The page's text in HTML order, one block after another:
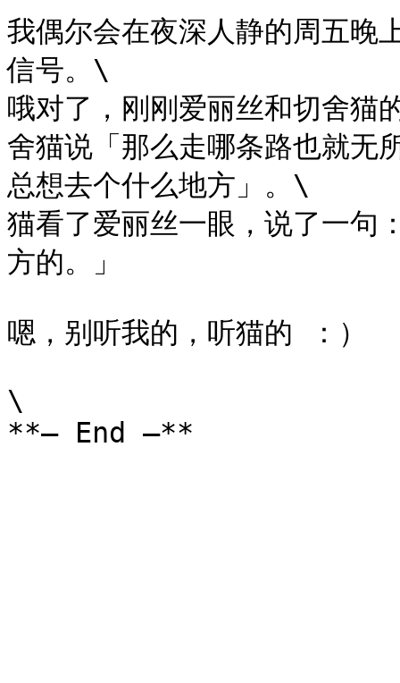
我偶尔会在夜深人静的周五晚
信号。\
哦对了，刚刚爱丽丝和切舍猫
舍猫说「那么走哪条路也就无
总想去个什么地方」。\
猫看了爱丽丝一眼，说了一句
方的。」
嗯，别听我的，听猫的 ：）
\